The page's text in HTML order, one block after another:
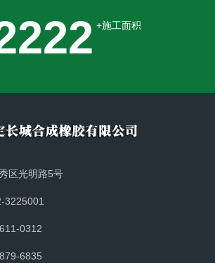
+施工面积
区光明路5号
3225001
0312
6835